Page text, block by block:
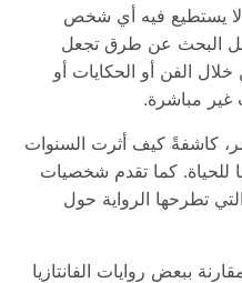
لا يستطيع فيه أي شخص
البحث عن طرق تجعل
الفن أو الحكايات أو
غير مباشرة.
كاشفةً كيف أثرت السنوات
للحياة. كما تقدم شخصيات
تطرحها الرواية حول
ببعض روايات الفانتازيا